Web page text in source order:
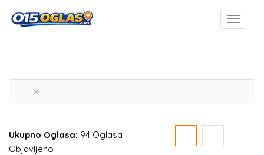
Ukupno Oglasa: 94 Oglasa
Objavljeno